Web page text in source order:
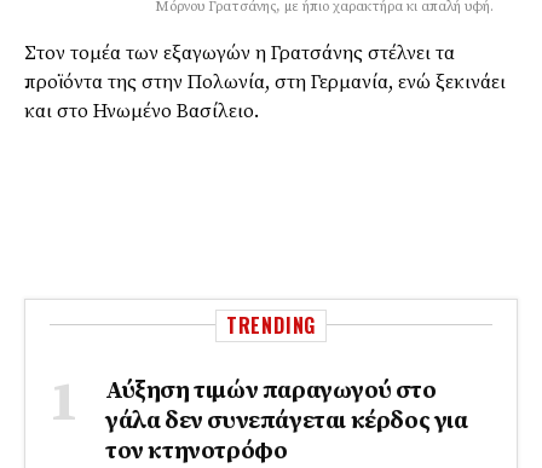
Μόρνου Γρατσάνης, με ήπιο χαρακτήρα κι απαλή υφή.
Στον τομέα των εξαγωγών η Γρατσάνης στέλνει τα
προϊόντα της στην Πολωνία, στη Γερμανία, ενώ ξεκινάει
και στο Ηνωμένο Βασίλειο.
TRENDING
Αύξηση τιμών παραγωγού στο
γάλα δεν συνεπάγεται κέρδος για
τον κτηνοτρόφο